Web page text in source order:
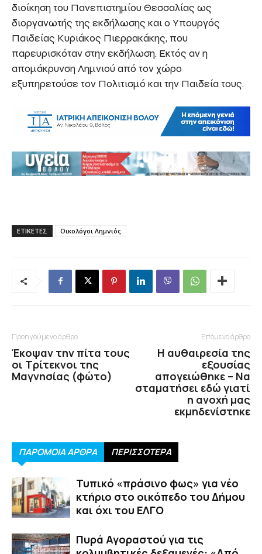
διοίκηση του Πανεπιστημίου Θεσσαλίας ως
διοργανωτής της εκδήλωσης και ο Υπουργός
Παιδείας Κυριάκος Πιερρακάκης, που
παρευρισκόταν στην εκδήλωση. Εκτός αν η
απομάκρυνση Λημνιού από τον χώρο
εξυπηρετούσε τον Πολιτισμό και την Παιδεία τους.
ΕΤΙΚΕΤΕΣ Οικολόγοι Λημνιός
Προηγούμενο άρθρο
Έκοψαν την πίτα τους
οι Τρίτεκνοι της
Μαγνησίας (φώτο)
Επόμενο άρθρο
Η αυθαιρεσία της
εξουσίας
απογειώθηκε – Να
σταματήσει εδώ γιατί
η ανοχή μας
εκμηδενίστηκε
ΠΑΡΟΜΟΙΑ ΑΡΘΡΑ ΠΕΡΙΣΣΟΤΕΡΑ
Τυπικό «πράσινο φως» για νέο
κτήριο στο οικόπεδο του Δήμου
και όχι του ΕΛΓΟ
Πυρά Αγοραστού για τις